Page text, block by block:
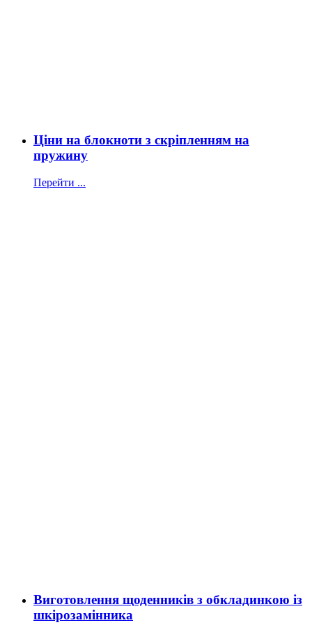
Ціни на блокноти з скріпленням на
пружину
Перейти ...
Виготовлення щоденників з обкладинкою із
шкірозамінника